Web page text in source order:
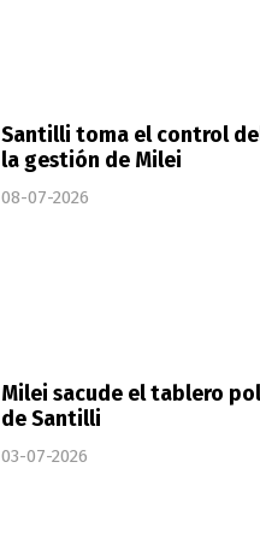
Santilli toma el control
la gestión de Milei
08-07-2026
Milei sacude el tablero
de Santilli
03-07-2026